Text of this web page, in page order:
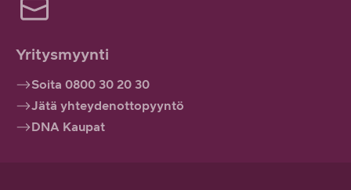
Yritysmyynti
Soita 0800 30 20 30
Jätä yhteydenottopyyntö
DNA Kaupat